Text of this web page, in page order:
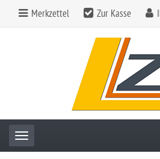
Merkzettel Zur Kasse
Toggle navigation